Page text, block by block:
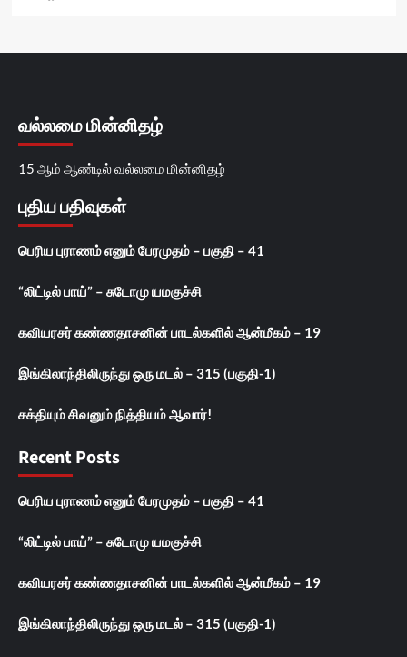
வல்லமை மின்னிதழ்
15 ஆம் ஆண்டில் வல்லமை மின்னிதழ்
புதிய பதிவுகள்
பெரிய புராணம் எனும் பேரமுதம் – பகுதி – 41
“லிட்டில் பாய்” – சுடோமு யமகுச்சி
கவியரசர் கண்ணதாசனின் பாடல்களில் ஆன்மீகம் – 19
இங்கிலாந்திலிருந்து ஒரு மடல் – 315 (பகுதி-1)
சக்தியும் சிவனும் நித்தியம் ஆவார்!
Recent Posts
பெரிய புராணம் எனும் பேரமுதம் – பகுதி – 41
“லிட்டில் பாய்” – சுடோமு யமகுச்சி
கவியரசர் கண்ணதாசனின் பாடல்களில் ஆன்மீகம் – 19
இங்கிலாந்திலிருந்து ஒரு மடல் – 315 (பகுதி-1)